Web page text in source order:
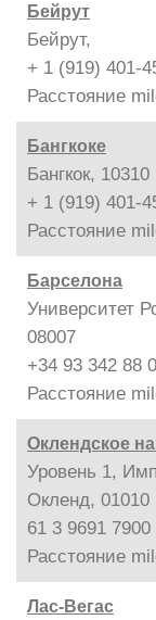
Бейрут
Бейрут,
+ 1 (919) 401-
Расстояние
Бангкоке
Бангкок, 10310
+ 1 (919) 401-
Расстояние
Барселона
Университет
08007
+34 93 342 88
Расстояние
Оклендское
Уровень 1,
Окленд, 01010
61 3 9691 7900
Расстояние
Лас-Вегас